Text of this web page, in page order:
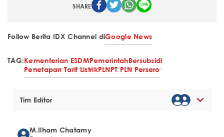
SHARE
Follow Berita IDX Channel diGoogle News
TAG:Kementerian ESDMPemerintahBersubsidi
Penetapan Tarif ListrikPLNPT PLN Persero
Tim Editor
M.Ilham Chatamy